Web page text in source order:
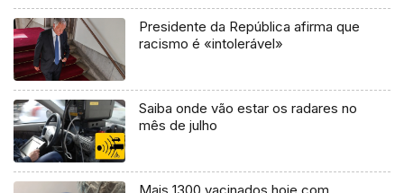
Presidente da República afirma que
racismo é «intolerável»
Saiba onde vão estar os radares no
mês de julho